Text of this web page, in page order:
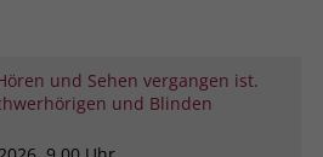
und Sehen vergangen ist.
und Blinden